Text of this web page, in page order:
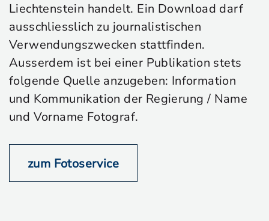
Liechtenstein handelt. Ein Download darf
ausschliesslich zu journalistischen
Verwendungszwecken stattfinden.
Ausserdem ist bei einer Publikation stets
folgende Quelle anzugeben: Information
und Kommunikation der Regierung / Name
und Vorname Fotograf.
zum Fotoservice